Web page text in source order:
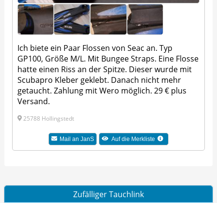
Ich biete ein Paar Flossen von Seac an. Typ
GP100, Größe M/L. Mit Bungee Straps. Eine Flosse
hatte einen Riss an der Spitze. Dieser wurde mit
Scubapro Kleber geklebt. Danach nicht mehr
getaucht. Zahlung mit Wero möglich. 29 € plus
Versand.
25788 Hollingstedt
Mail an JanS Auf die Merkliste
Zufälliger Tauchlink